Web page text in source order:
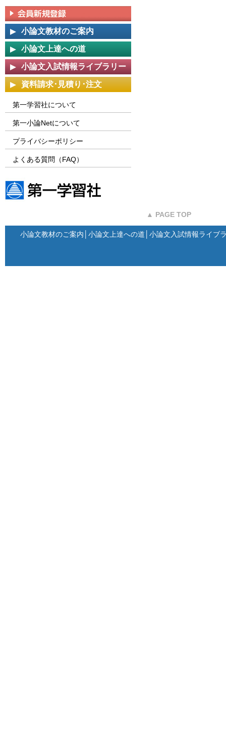
小論文教材のご案内
小論文上達への道
小論文入試情報ライブラリー
資料請求･見積り･注文
第一学習社について
第一小論Netについて
プライバシーポリシー
よくある質問（FAQ）
▲ PAGE TOP
小論文教材のご案内 小論文上達への道 小論文入試情報ライブ